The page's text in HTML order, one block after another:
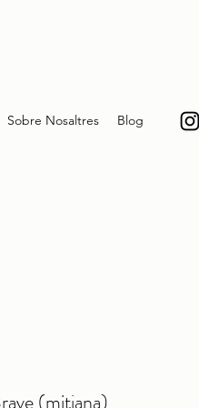
Sobre Nosaltres Blog
(mitjana)